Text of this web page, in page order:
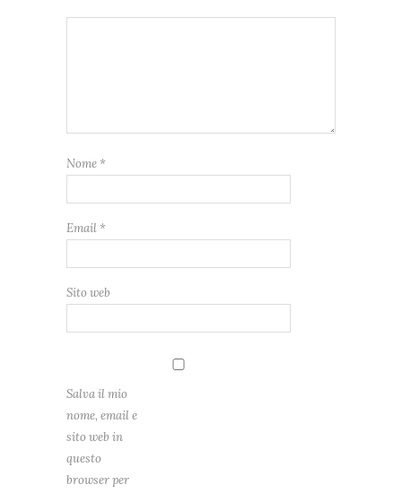
Nome *
Email *
Sito web
Salva il mio
nome, email e
sito web in
questo
browser per